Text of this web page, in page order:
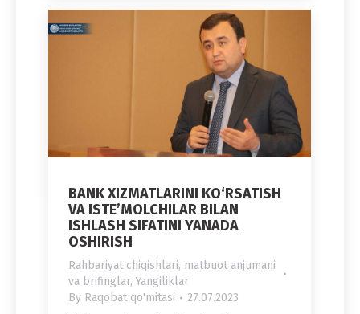
BANK XIZMATLARINI KO‘RSATISH
VA ISTE’MOLCHILAR BILAN
ISHLASH SIFATINI YANADA
OSHIRISH
Rahbariyat chiqishlari, matbuot anjumani
va brifinglar, Yangiliklar
By Raqobat qo'mitasi 27.07.2023